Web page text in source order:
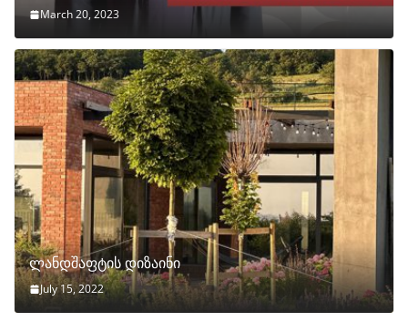
March 20, 2023
ლანდშაფტის დიზაინი
July 15, 2022